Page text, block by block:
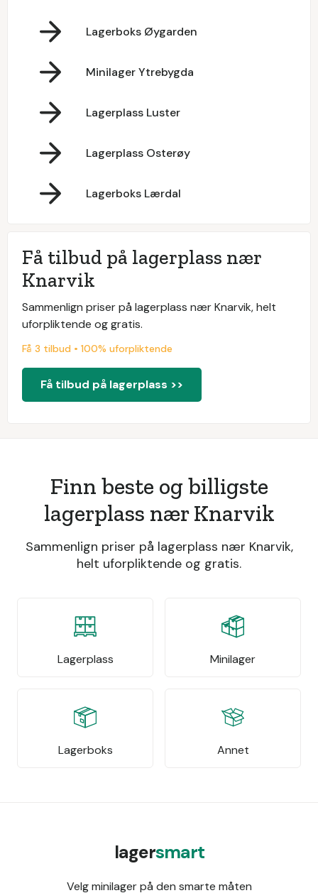
Lagerboks Øygarden
Minilager Ytrebygda
Lagerplass Luster
Lagerplass Osterøy
Lagerboks Lærdal
Få tilbud på lagerplass nær
Knarvik
Sammenlign priser på lagerplass nær Knarvik, helt
uforpliktende og gratis.
Få 3 tilbud • 100% uforpliktende
Få tilbud på lagerplass >>
Finn beste og billigste
lagerplass nær Knarvik
Sammenlign priser på lagerplass nær Knarvik,
helt uforpliktende og gratis.
Lagerplass Minilager
Lagerboks Annet
lagersmart
Velg minilager på den smarte måten